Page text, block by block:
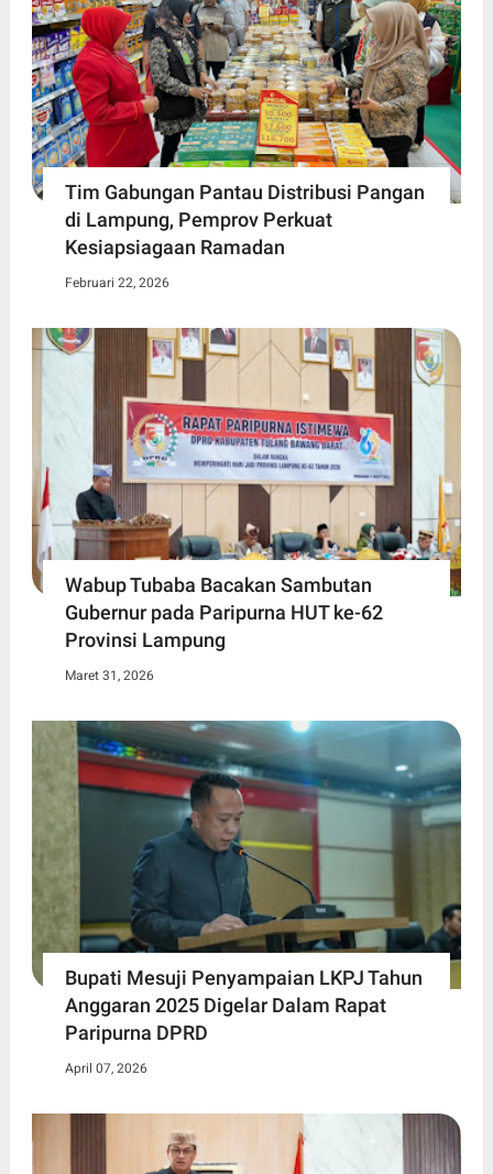
Tim Gabungan Pantau Distribusi Pangan
di Lampung, Pemprov Perkuat
Kesiapsiagaan Ramadan
Februari 22, 2026
Wabup Tubaba Bacakan Sambutan
Gubernur pada Paripurna HUT ke-62
Provinsi Lampung
Maret 31, 2026
Bupati Mesuji Penyampaian LKPJ Tahun
Anggaran 2025 Digelar Dalam Rapat
Paripurna DPRD
April 07, 2026